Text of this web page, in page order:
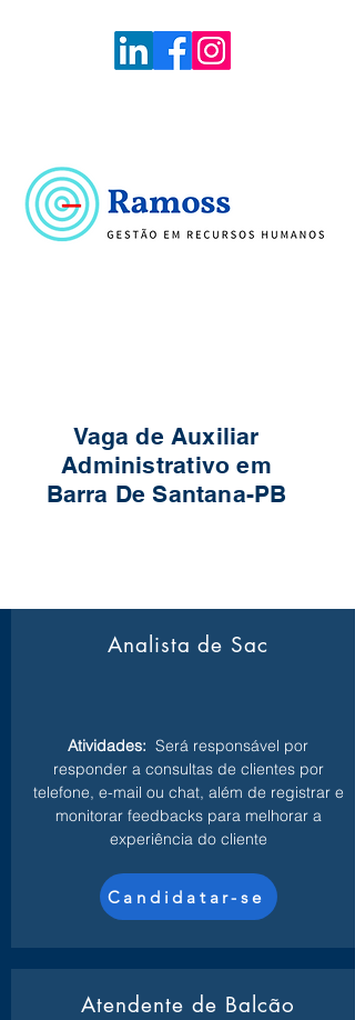
Vaga de Auxiliar
Administrativo em
Barra De Santana-PB
Analista de Sac
Atividades: Será responsável por
responder a consultas de clientes por
telefone, e-mail ou chat, além de registrar e
monitorar feedbacks para melhorar a
experiência do cliente
Candidatar-se
Atendente de Balcão